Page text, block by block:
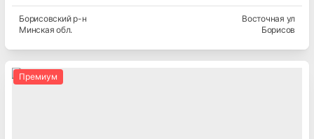
Борисовскийр-н
Минская обл.
Восточная ул
Борисов
Премиум